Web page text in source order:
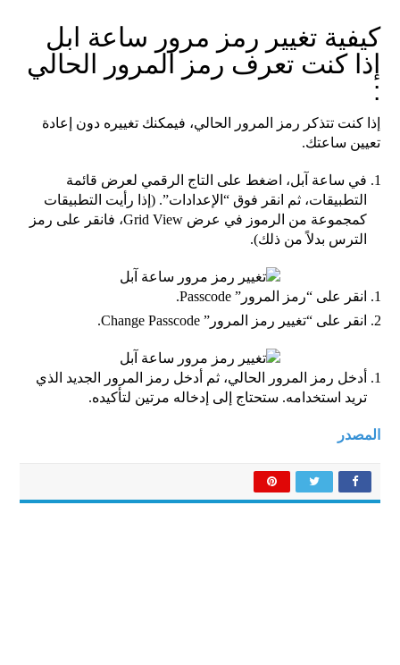
كيفية تغيير رمز مرور ساعة ابل
إذا كنت تعرف رمز المرور الحالي
إذا كنت تتذكر رمز المرور الحالي، فيمكنك تغييره دون إعادة
تعيين ساعتك.
في ساعة آبل، اضغط على التاج الرقمي لعرض قائمة
التطبيقات، ثم انقر فوق “الإعدادات”. (إذا رأيت التطبيقات
كمجموعة من الرموز في عرض Grid View، فانقر على رمز
الترس بدلاً من ذلك).
انقر على “رمز المرور” Passcode.
انقر على “تغيير رمز المرور” Change Passcode.
أدخل رمز المرور الحالي، ثم أدخل رمز المرور الجديد الذي
تريد استخدامه. ستحتاج إلى إدخاله مرتين لتأكيده.
المصدر